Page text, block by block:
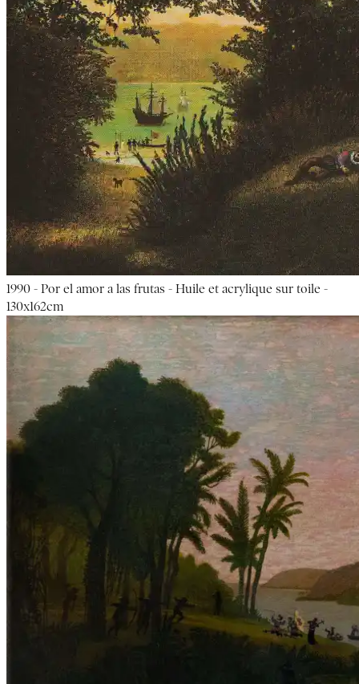
1990 - Por el amor a las frutas - Huile et acrylique sur toile -
130x162cm